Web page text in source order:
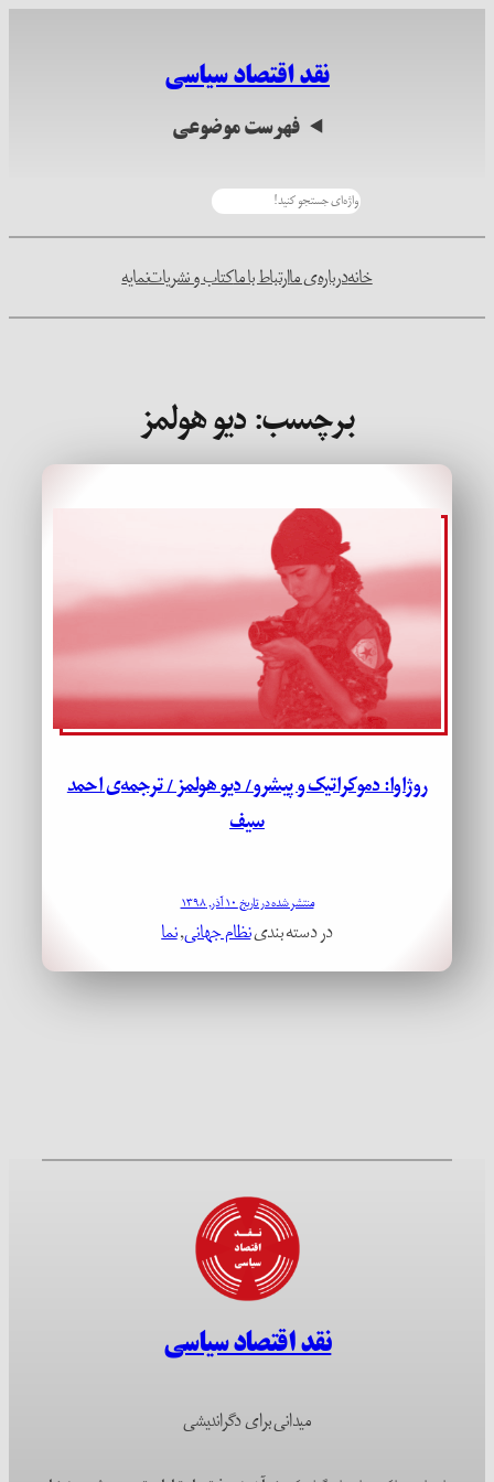
نقد اقتصاد سیاسی
فهرست موضوعی
خانهدرباره‌ی ماارتباط با ماکتاب و نشریاتنمایه
برچسب:دیو هولمز
روژاوا: دموکراتیک و پیشرو/ دیو هولمز / ترجمه‌ی احمد
سیف
منتشر شده در تاریخ ۱۰ آذر, ۱۳۹۸
در دسته بندینظام جهانی, نما
نقد اقتصاد سیاسی
میدانی برای دگراندیشی